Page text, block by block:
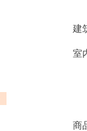
建
室
商